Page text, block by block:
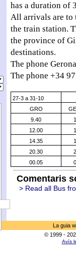
has a duration of
All arrivals are to
the train station.
the province of
destinations.
The phone
The phone +34
27-3 a 31-10
GRO
9.40
12.00
14.35
20.30
00.05
Comentaris
> Read all Bus
La guia
© 1999 -
Avís